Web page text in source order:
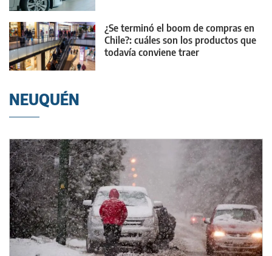
¿Se terminó el boom de compras en
Chile?: cuáles son los productos que
todavía conviene traer
NEUQUÉN